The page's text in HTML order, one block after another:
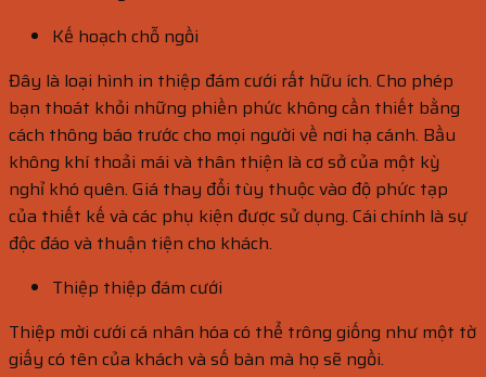
Kế hoạch chỗ ngồi
Đây là loại hình in thiệp đám cưới rất hữu ích. Cho phép
bạn thoát khỏi những phiền phức không cần thiết bằng
cách thông báo trước cho mọi người về nơi hạ cánh. Bầu
không khí thoải mái và thân thiện là cơ sở của một kỳ
nghỉ khó quên. Giá thay đổi tùy thuộc vào độ phức tạp
của thiết kế và các phụ kiện được sử dụng. Cái chính là sự
độc đáo và thuận tiện cho khách.
Thiệp thiệp đám cưới
Thiệp mời cưới cá nhân hóa có thể trông giống như một tờ
giấy có tên của khách và số bàn mà họ sẽ ngồi.